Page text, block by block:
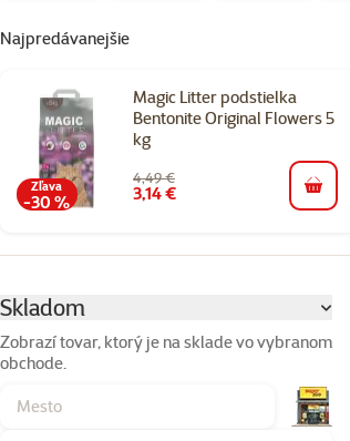
Najpredávanejšie
Magic Litter podstielka
Bentonite Original Flowers 5
kg
4,49 €
3,14 €
Zľava
-30 % do
Skladom
Zobrazí tovar, ktorý je na sklade vo vybranom
obchode.